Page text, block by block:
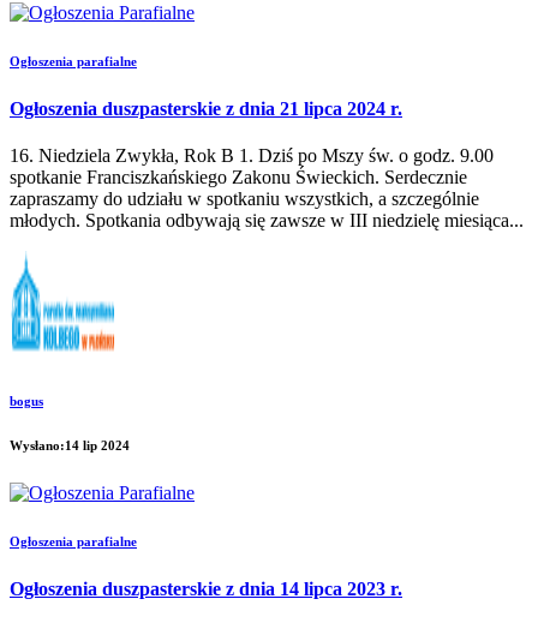
Ogłoszenia parafialne
Ogłoszenia duszpasterskie z dnia 21 lipca 2024 r.
16. Niedziela Zwykła, Rok B 1. Dziś po Mszy św. o godz. 9.00
spotkanie Franciszkańskiego Zakonu Świeckich. Serdecznie
zapraszamy do udziału w spotkaniu wszystkich, a szczególnie
młodych. Spotkania odbywają się zawsze w III niedzielę miesiąca...
bogus
Wysłano:14 lip 2024
Ogłoszenia parafialne
Ogłoszenia duszpasterskie z dnia 14 lipca 2023 r.